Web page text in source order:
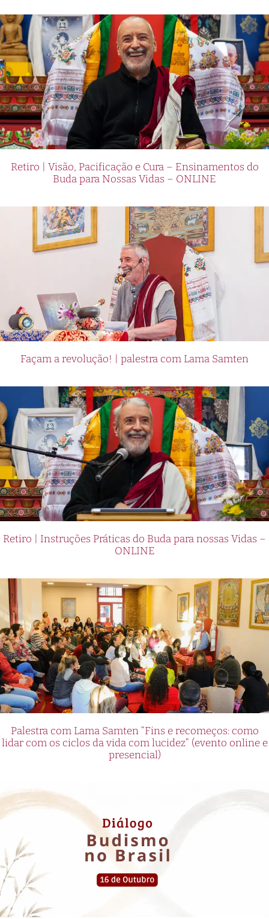
Retiro | Visão, Pacificação e Cura – Ensinamentos do
Buda para Nossas Vidas – ONLINE
Façam a revolução! | palestra com Lama Samten
Retiro | Instruções Práticas do Buda para nossas Vidas –
ONLINE
Palestra com Lama Samten “Fins e recomeços: como
lidar com os ciclos da vida com lucidez” (evento online e
presencial)